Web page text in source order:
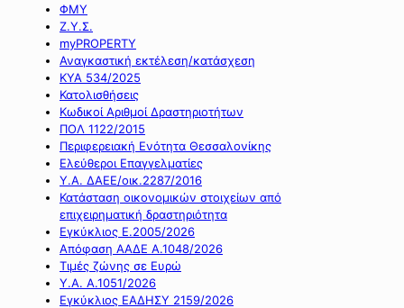
ΦΜΥ
Ζ.Υ.Σ.
myPROPERTY
Αναγκαστική εκτέλεση/κατάσχεση
ΚΥΑ 534/2025
Κατολισθήσεις
Κωδικοί Αριθμοί Δραστηριοτήτων
ΠΟΛ 1122/2015
Περιφερειακή Ενότητα Θεσσαλονίκης
Ελεύθεροι Επαγγελματίες
Υ.Α. ΔΑΕΕ/οικ.2287/2016
Κατάσταση οικονομικών στοιχείων από
επιχειρηματική δραστηριότητα
Εγκύκλιος Ε.2005/2026
Απόφαση ΑΑΔΕ Α.1048/2026
Τιμές ζώνης σε Ευρώ
Υ.Α. Α.1051/2026
Εγκύκλιος ΕΑΔΗΣΥ 2159/2026